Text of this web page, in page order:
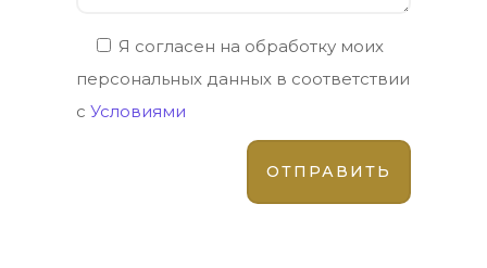
Я согласен на обработку моих
персональных данных в соответствии
с Условиями